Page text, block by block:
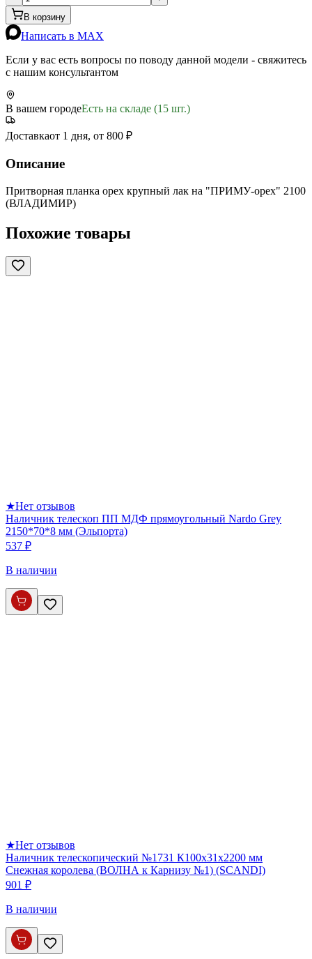
В корзину
Написать в MAX
Если у вас есть вопросы по поводу данной модели - свяжитесь
с нашим консультантом
В вашем городеЕсть на складе (15 шт.)
Доставкаот 1 дня, от 800 ₽
Описание
Притворная планка орех крупный лак на "ПРИМУ-орех" 2100
(ВЛАДИМИР)
Похожие товары
★Нет отзывов
Наличник телескоп ПП МДФ прямоугольный Nardo Grey
2150*70*8 мм (Эльпорта)
537 ₽
В наличии
★Нет отзывов
Наличник телескопический №1731 К100х31х2200 мм
Снежная королева (ВОЛНА к Карнизу №1) (SCANDI)
901 ₽
В наличии